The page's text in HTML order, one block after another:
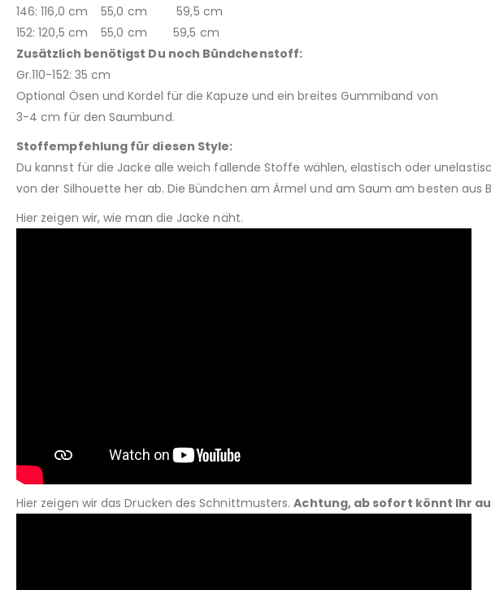
146: 116,0 cm 55,0 cm 59,5 cm
152: 120,5 cm 55,0 cm 59,5 cm
Zusätzlich benötigst Du noch Bündchenstoff:
Gr.110-152: 35 cm
Optional Ösen und Kordel für die Kapuze und ein breites Gummiband von
3-4 cm für den Saumbund.
Stoffempfehlung für diesen Style:
Du kannst für die Jacke alle weich fallende Stoffe wählen, elastisch oder
von der Silhouette her ab. Die Bündchen am Ärmel und am Saum am besten aus
Hier zeigen wir, wie man die Jacke näht.
Hier zeigen wir das Drucken des Schnittmusters.Achtung, ab sofort könnt Ihr